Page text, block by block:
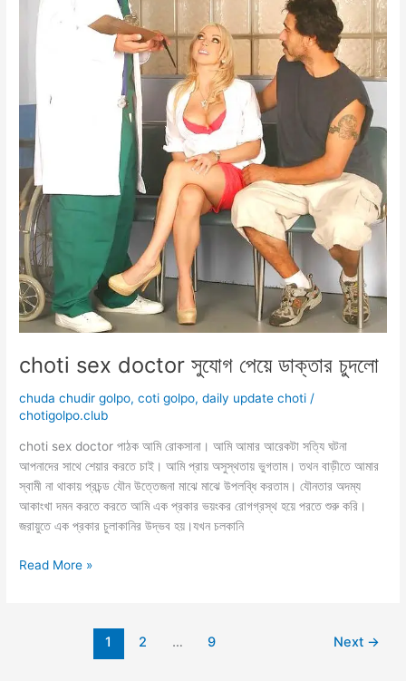
choti sex doctor সুযোগ পেয়ে ডাক্তার চুদলো
chuda chudir golpo,coti golpo,daily update choti /
chotigolpo.club
choti sex doctor পাঠক আমি রোকসানা। আমি আমার আরেকটা সত্যি ঘটনা
আপনাদের সাথে শেয়ার করতে চাই। আমি প্রায় অসুস্থতায় ভুগতাম। তথন বাড়ীতে আমার
স্বামী না থাকায় প্রচন্ড যৌন উত্তেজনা মাঝে মাঝে উপলব্ধি করতাম। যৌনতার অদম্য
আকাংখা দমন করতে করতে আমি এক প্রকার ভয়ংকর রোগগ্রস্থ হয়ে পরতে শুরু করি।
জরায়ুতে এক প্রকার চুলাকানির উদ্ভব হয়।যখন চলকানি
choti
Read More »
1 2 … 9 Next →